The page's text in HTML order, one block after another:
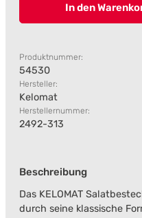
In den
Produktnummer:
54530
Hersteller:
Kelomat
Herstellernummer:
2492-313
Beschreibung
Das KELOMAT
durch seine klassische